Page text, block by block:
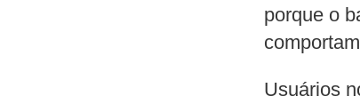
porque o
Usuários